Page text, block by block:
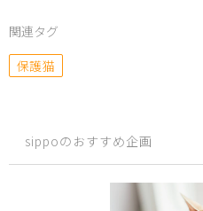
関連タグ
保護猫
sippoのおすすめ企画